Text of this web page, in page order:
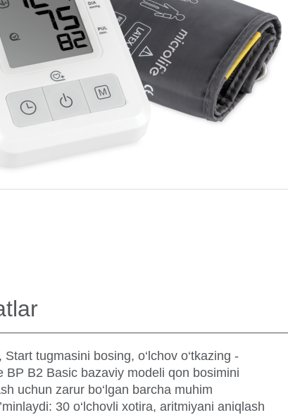
tugmasini bosing, o‘lchov o‘tkazing -
BP B2 Basic bazaviy modeli qon bosimini
uchun zarur bo‘lgan barcha muhim
30 o‘lchovli xotira, aritmiyani aniqlash